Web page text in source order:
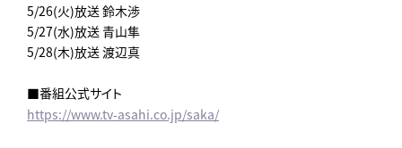
5/26(火)放送 鈴木渉
5/27(水)放送 青山隼
5/28(木)放送 渡辺真
■番組公式サイト
https://www.tv-asahi.co.jp/saka/